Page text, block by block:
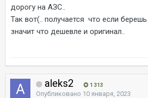
дорогу на АЗС..
Так вот(.. получается что если
значит что дешевле и оригинал..
aleks2 1 313
Опубликовано 10 января, 2023